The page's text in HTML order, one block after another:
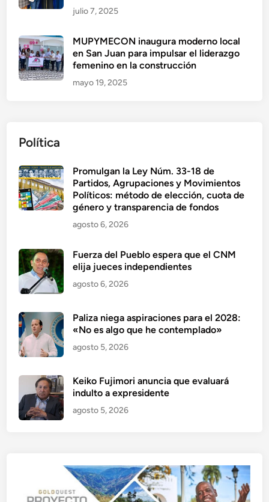
julio 7, 2025
MUPYMECON inaugura moderno local
en San Juan para impulsar el liderazgo
femenino en la construcción
mayo 19, 2025
Política
Promulgan la Ley Núm. 33-18 de
Partidos, Agrupaciones y Movimientos
Políticos: método de elección, cuota de
género y transparencia de fondos
agosto 6, 2026
Fuerza del Pueblo espera que el CNM
elija jueces independientes
agosto 6, 2026
Paliza niega aspiraciones para el 2028:
«No es algo que he contemplado»
agosto 5, 2026
Keiko Fujimori anuncia que evaluará
indulto a expresidente
agosto 5, 2026